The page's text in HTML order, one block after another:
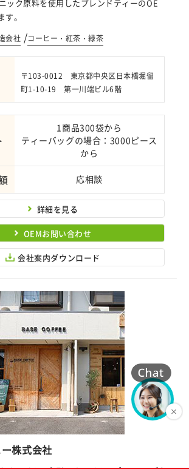
ック原料を使用したブレンドティーのOE
。
会社 /コーヒー・紅茶・緑茶
〒103-0012 東京都中央区日本橋堀留
町1-10-19 第一川端ビル6階
1商品300袋から
ティーバッグの場合：3000ピース
から
応相談
詳細を見る
OEMお問い合わせ
会社案内ダウンロード
株式会社